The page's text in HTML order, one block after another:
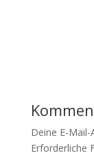
Deine E-
Erforderliche